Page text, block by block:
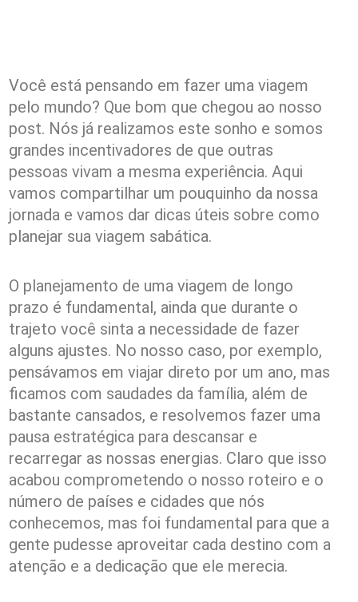
Você está pensando em fazer uma viagem
pelo mundo? Que bom que chegou ao nosso
post. Nós já realizamos este sonho e somos
grandes incentivadores de que outras
pessoas vivam a mesma experiência. Aqui
vamos compartilhar um pouquinho da nossa
jornada e vamos dar dicas úteis sobre como
planejar sua viagem sabática.
O planejamento de uma viagem de longo
prazo é fundamental, ainda que durante o
trajeto você sinta a necessidade de fazer
alguns ajustes. No nosso caso, por exemplo,
pensávamos em viajar direto por um ano, mas
ficamos com saudades da família, além de
bastante cansados, e resolvemos fazer uma
pausa estratégica para descansar e
recarregar as nossas energias. Claro que isso
acabou comprometendo o nosso roteiro e o
número de países e cidades que nós
conhecemos, mas foi fundamental para que a
gente pudesse aproveitar cada destino com a
atenção e a dedicação que ele merecia.